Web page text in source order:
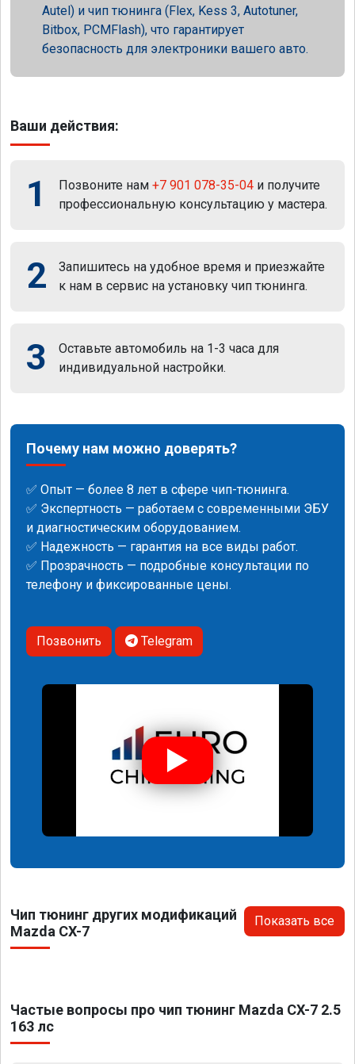
Autel) и чип тюнинга (Flex, Kess 3, Autotuner,
Bitbox, PCMFlash), что гарантирует
безопасность для электроники вашего авто.
Ваши действия:
1 Позвоните нам +7 901 078-35-04 и получите
профессиональную консультацию у мастера.
2
Запишитесь на удобное время и приезжайте
к нам в сервис на установку чип тюнинга.
3
Оставьте автомобиль на 1-3 часа для
индивидуальной настройки.
Почему нам можно доверять?
✅ Опыт — более 8 лет в сфере чип-тюнинга.
✅ Экспертность — работаем с современными ЭБУ
и диагностическим оборудованием.
✅ Надежность — гарантия на все виды работ.
✅ Прозрачность — подробные консультации по
телефону и фиксированные цены.
Позвонить Telegram
Чип тюнинг других модификаций
Mazda CX-7
Показать все
Частые вопросы про чип тюнинг Mazda CX-7 2.5
163 лс